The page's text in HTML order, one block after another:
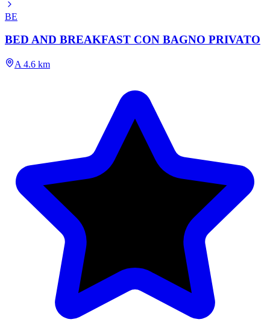
BE
BED AND BREAKFAST CON BAGNO PRIVATO
A 4.6 km